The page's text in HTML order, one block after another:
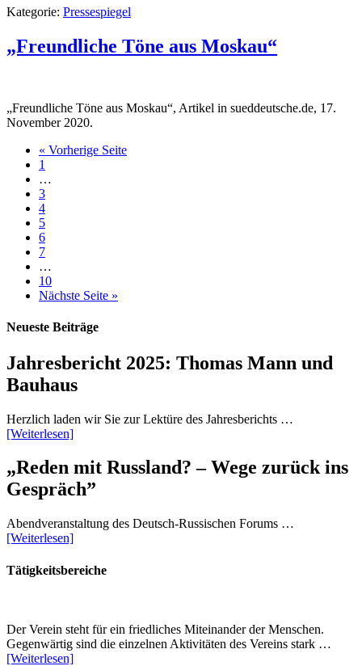
Kategorie: Pressespiegel
„Freundliche Töne aus Moskau“
„Freundliche Töne aus Moskau“, Artikel in sueddeutsche.de, 17.
November 2020.
« Vorherige Seite
1
…
3
4
5
6
7
…
10
Nächste Seite »
Neueste Beiträge
Jahresbericht 2025: Thomas Mann und
Bauhaus
Herzlich laden wir Sie zur Lektüre des Jahresberichts …
[Weiterlesen]
„Reden mit Russland? – Wege zurück ins
Gespräch”
Abendveranstaltung des Deutsch-Russischen Forums …
[Weiterlesen]
Tätigkeitsbereiche
Der Verein steht für ein friedliches Miteinander der Menschen.
Gegenwärtig sind die einzelnen Aktivitäten des Vereins stark …
[Weiterlesen]